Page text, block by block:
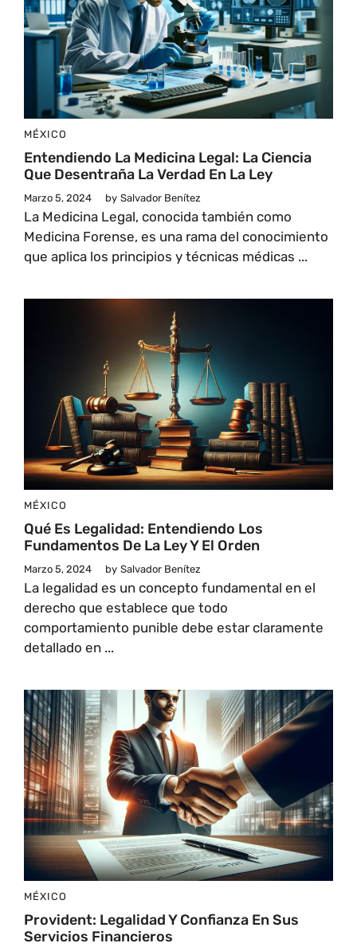
MÉXICO
Entendiendo La Medicina Legal: La Ciencia
Que Desentraña La Verdad En La Ley
Marzo 5, 2024 by Salvador Benítez
La Medicina Legal, conocida también como
Medicina Forense, es una rama del conocimiento
que aplica los principios y técnicas médicas ...
MÉXICO
Qué Es Legalidad: Entendiendo Los
Fundamentos De La Ley Y El Orden
Marzo 5, 2024 by Salvador Benítez
La legalidad es un concepto fundamental en el
derecho que establece que todo
comportamiento punible debe estar claramente
detallado en ...
MÉXICO
Provident: Legalidad Y Confianza En Sus
Servicios Financieros